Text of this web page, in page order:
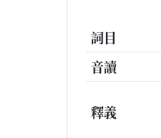
詞目
音讀
釋義